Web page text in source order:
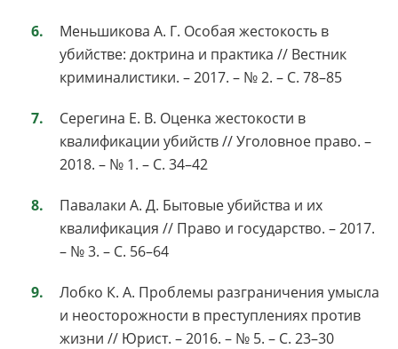
Меньшикова А. Г. Особая жестокость в
убийстве: доктрина и практика // Вестник
криминалистики. – 2017. – № 2. – С. 78–85
Серегина Е. В. Оценка жестокости в
квалификации убийств // Уголовное право. –
2018. – № 1. – С. 34–42
Павалаки А. Д. Бытовые убийства и их
квалификация // Право и государство. – 2017.
– № 3. – С. 56–64
Лобко К. А. Проблемы разграничения умысла
и неосторожности в преступлениях против
жизни // Юрист. – 2016. – № 5. – С. 23–30